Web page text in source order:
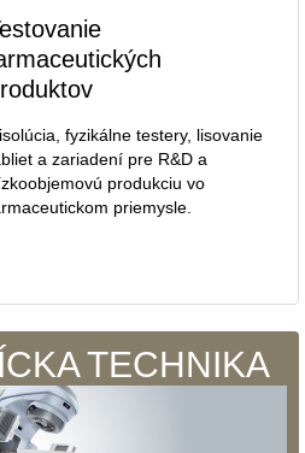
fyzikálne testery, lisovanie
a zariadení pre R&D a
produkciu vo
priemysle.
TECHNIKA